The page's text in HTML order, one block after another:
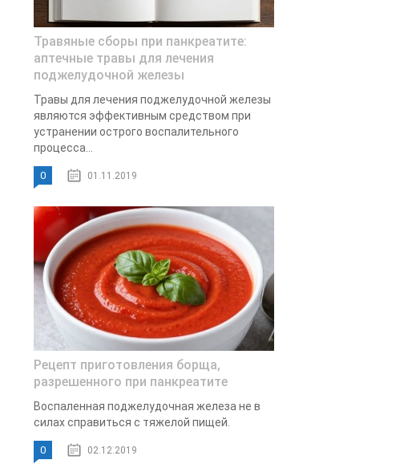
Травяные сборы при панкреатите:
аптечные травы для лечения
поджелудочной железы
Травы для лечения поджелудочной железы
являются эффективным средством при
устранении острого воспалительного
процесса...
0 01.11.2019
Рецепт приготовления борща,
разрешенного при панкреатите
Воспаленная поджелудочная железа не в
силах справиться с тяжелой пищей.
0 02.12.2019